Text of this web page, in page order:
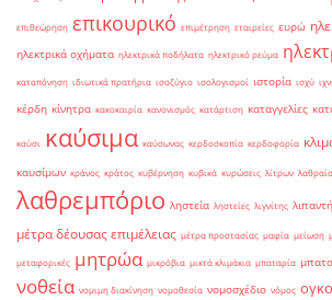
επιθεώρηση επικουρικό επιμέτρηση εταιρείες ευρώ
ηλεκτρικά οχήματα ηλεκτρικά ποδήλατα ηλεκτρικό ρεύμα
καταπόνηση ιδιωτικά πρατήρια ισοζύγιο ισολογισμοί ιστορία ισχύ
κέρδη κίνητρα κακοκαιρία κανονισμός κατάρτιση καταγγελίες
καύσι καύσιμα καύσωνας κερδοσκοπία κερδοφορία
καυσίμων κράνος κράτος κυβέρνηση κυβικά κυρώσεις λίτρων λαθραία
λαθρεμπόριο ληστεία ληστείες λιγνίτης
μέτρα δέουσας επιμέλειας μέτρα προστασίας μαφία μείωση
μεταφορικές μητρώα μικρόβια μικτά κλιμάκια μπαταρία
νοθεία νομιμη διακίνηση νομοθεσία νομοσχέδιο νόμος